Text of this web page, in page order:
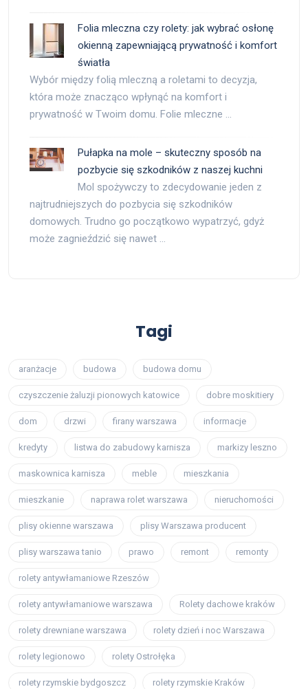
Folia mleczna czy rolety: jak wybrać osłonę
okienną zapewniającą prywatność i komfort
światła
Wybór między folią mleczną a roletami to decyzja,
która może znacząco wpłynąć na komfort i
prywatność w Twoim domu. Folie mleczne …
Pułapka na mole – skuteczny sposób na
pozbycie się szkodników z naszej kuchni
Mol spożywczy to zdecydowanie jeden z
najtrudniejszych do pozbycia się szkodników
domowych. Trudno go początkowo wypatrzyć, gdyż
może zagnieździć się nawet …
Tagi
aranżacje budowa budowa domu
czyszczenie żaluzji pionowych katowice dobre moskitiery
dom drzwi firany warszawa informacje
kredyty listwa do zabudowy karnisza markizy leszno
maskownica karnisza meble mieszkania
mieszkanie naprawa rolet warszawa nieruchomości
plisy okienne warszawa plisy Warszawa producent
plisy warszawa tanio prawo remont remonty
rolety antywłamaniowe Rzeszów
rolety antywłamaniowe warszawa Rolety dachowe kraków
rolety drewniane warszawa rolety dzień i noc Warszawa
rolety legionowo rolety Ostrołęka
rolety rzymskie bydgoszcz rolety rzymskie Kraków